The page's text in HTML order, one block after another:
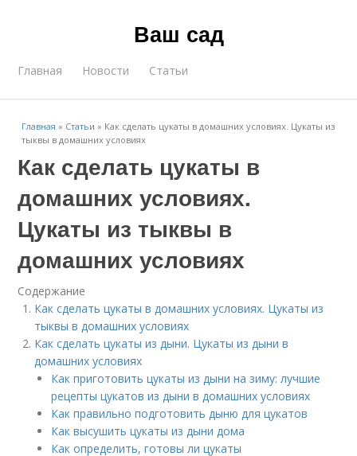
Ваш сад
Главная Новости Статьи
Главная » Статьи » Как сделать цукаты в домашних условиях. Цукаты из
тыквы в домашних условиях
Как сделать цукаты в
домашних условиях.
Цукаты из тыквы в
домашних условиях
Содержание
Как сделать цукаты в домашних условиях. Цукаты из
тыквы в домашних условиях
Как сделать цукаты из дыни. Цукаты из дыни в
домашних условиях
Как приготовить цукаты из дыни на зиму: лучшие
рецепты цукатов из дыни в домашних условиях
Как правильно подготовить дыню для цукатов
Как высушить цукаты из дыни дома
Как определить, готовы ли цукаты